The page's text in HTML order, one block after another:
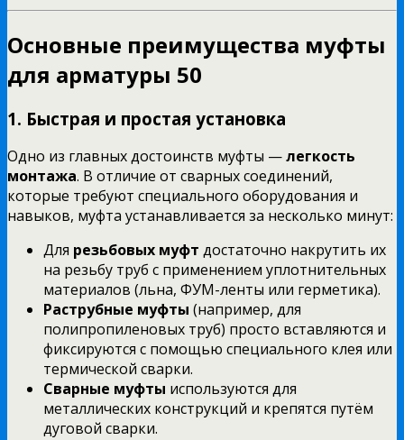
Основные преимущества муфты
для арматуры 50
1. Быстрая и простая установка
Одно из главных достоинств муфты —легкость
монтажа. В отличие от сварных соединений,
которые требуют специального оборудования и
навыков, муфта устанавливается за несколько минут:
Для резьбовых муфт достаточно накрутить их
на резьбу труб с применением уплотнительных
материалов (льна, ФУМ-ленты или герметика).
Раструбные муфты (например, для
полипропиленовых труб) просто вставляются и
фиксируются с помощью специального клея или
термической сварки.
Сварные муфты используются для
металлических конструкций и крепятся путём
дуговой сварки.